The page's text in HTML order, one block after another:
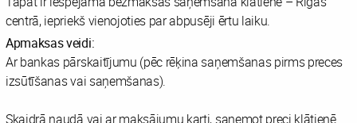
centrā, iepriekš vienojoties par abpusēji ērtu laiku.
Apmaksas veidi:
Ar bankas pārskaitījumu (pēc rēķina saņemšanas pirms preces
izsūtīšanas vai saņemšanas).
Skaidrā naudā vai ar maksājumu karti, saņemot preci klātienē